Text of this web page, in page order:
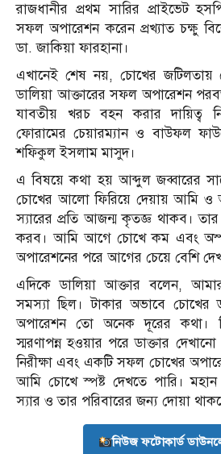
রাজধানীর প্রথম সারির প্রাইভেট
সফল অপারেশন করেন প্রখ্যাত চক্ষু
ডা. জাকিয়া ফারহানা।
এখানেই শেষ নয়, চোখের
ডালিয়া আক্তারের সফল অপারেশন
যাবতীয় খরচ বহন করার দায়িত্ব
ফোরামের চেয়ারম্যান ও বাউফল
শফিকুল ইসলাম মাসুদ।
এ বিষয়ে কথা হয় আব্দুল জব্বারের
চোখের আলো ফিরিয়ে দেয়ায় আমি ও
স্যারের প্রতি আজন্ম কৃতজ্ঞ থাকব।
করব। আমি আগে চোখে কম এবং
অপারেশনের পরে আগের চেয়ে বেশি
এদিকে ডালিয়া আক্তার বলেন,
সমস্যা ছিল। টাকার অভাবে চোখের
অপারেশন তো অনেক দূরের কথা।
স্মরণাপন্ন হওয়ার পরে ডাক্তার
নিরীক্ষা এবং একটি সফল চোখের
আমি চোখে স্পষ্ট দেখতে পারি।
স্যার ও তার পরিবারের জন্য দোয়া
নিউজ ফটোকার্ড